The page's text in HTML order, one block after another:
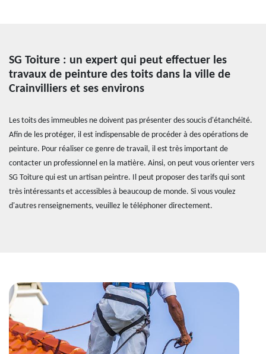
SG Toiture : un expert qui peut effectuer les
travaux de peinture des toits dans la ville de
Crainvilliers et ses environs
Les toits des immeubles ne doivent pas présenter des soucis d'étanchéité.
Afin de les protéger, il est indispensable de procéder à des opérations de
peinture. Pour réaliser ce genre de travail, il est très important de
contacter un professionnel en la matière. Ainsi, on peut vous orienter vers
SG Toiture qui est un artisan peintre. Il peut proposer des tarifs qui sont
très intéressants et accessibles à beaucoup de monde. Si vous voulez
d'autres renseignements, veuillez le téléphoner directement.